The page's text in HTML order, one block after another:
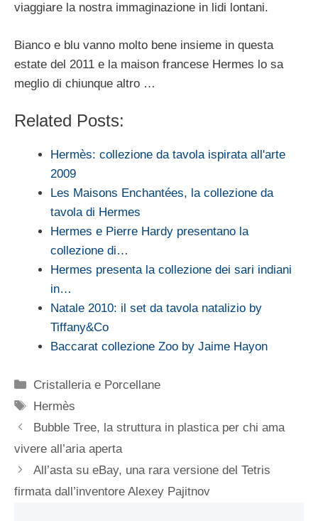
viaggiare la nostra immaginazione in lidi lontani.
Bianco e blu vanno molto bene insieme in questa
estate del 2011 e la maison francese Hermes lo sa
meglio di chiunque altro …
Related Posts:
Hermès: collezione da tavola ispirata all'arte
2009
Les Maisons Enchantées, la collezione da
tavola di Hermes
Hermes e Pierre Hardy presentano la
collezione di…
Hermes presenta la collezione dei sari indiani
in…
Natale 2010: il set da tavola natalizio by
Tiffany&Co
Baccarat collezione Zoo by Jaime Hayon
Categorie
Cristalleria e Porcellane
Tag
Hermès
Bubble Tree, la struttura in plastica per chi ama
vivere all’aria aperta
All’asta su eBay, una rara versione del Tetris
firmata dall’inventore Alexey Pajitnov